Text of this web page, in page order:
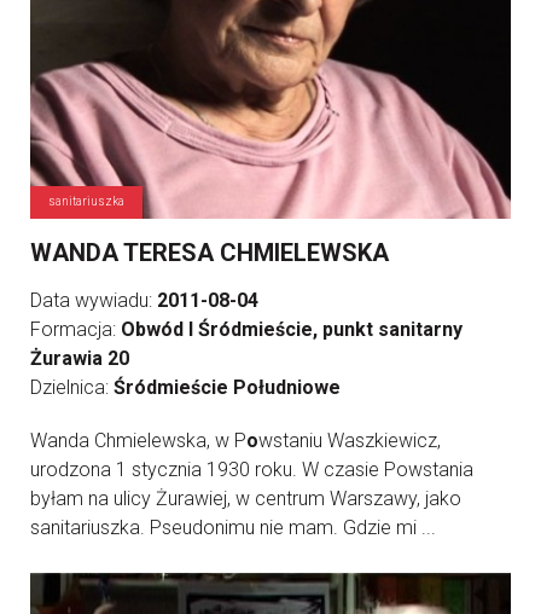
sanitariuszka
WANDA TERESA CHMIELEWSKA
Data wywiadu: 2011-08-04
Formacja: Obwód I Śródmieście, punkt sanitarny
Żurawia 20
Dzielnica: Śródmieście Południowe
Wanda Chmielewska, w Powstaniu Waszkiewicz,
urodzona 1 stycznia 1930 roku. W czasie Powstania
byłam na ulicy Żurawiej, w centrum Warszawy, jako
sanitariuszka. Pseudonimu nie mam. Gdzie mi ...